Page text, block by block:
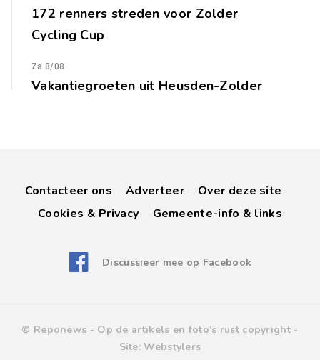
172 renners streden voor Zolder
Cycling Cup
Za 8/08
Vakantiegroeten uit Heusden-Zolder
Contacteer ons Adverteer
Over deze site
Cookies & Privacy
Gemeente-info & links
Discussieer mee op Facebook
© Reponews - Op de artikels en foto’s rust copyright -
Site: Webstylers